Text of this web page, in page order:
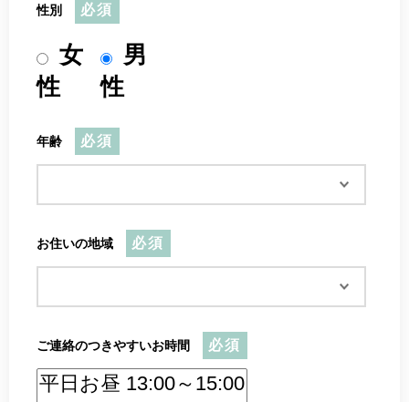
性別 必須
女
性
男
性
年齢 必須
お住いの地域 必須
ご連絡のつきやすいお時間 必須